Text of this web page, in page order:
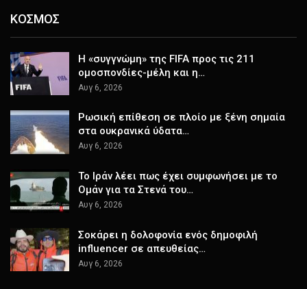
ΚΟΣΜΟΣ
Η «συγγνώμη» της FIFA προς τις 211
ομοσπονδίες-μέλη και η…
Αυγ 6, 2026
Ρωσική επίθεση σε πλοίο με ξένη σημαία
στα ουκρανικά ύδατα…
Αυγ 6, 2026
Το Ιράν λέει πως έχει συμφωνήσει με το
Ομάν για τα Στενά του…
Αυγ 6, 2026
Σοκάρει η δολοφονία ενός δημοφιλή
influencer σε απευθείας…
Αυγ 6, 2026